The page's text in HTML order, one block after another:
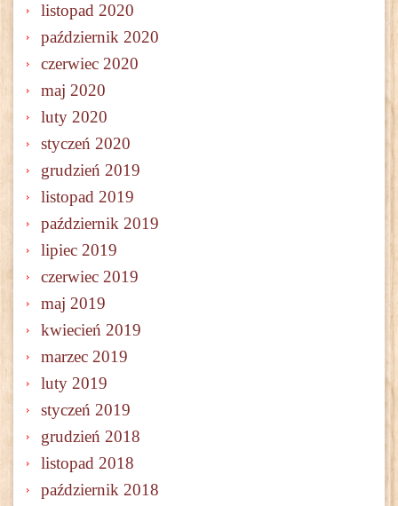
listopad 2020
październik 2020
czerwiec 2020
maj 2020
luty 2020
styczeń 2020
grudzień 2019
listopad 2019
październik 2019
lipiec 2019
czerwiec 2019
maj 2019
kwiecień 2019
marzec 2019
luty 2019
styczeń 2019
grudzień 2018
listopad 2018
październik 2018